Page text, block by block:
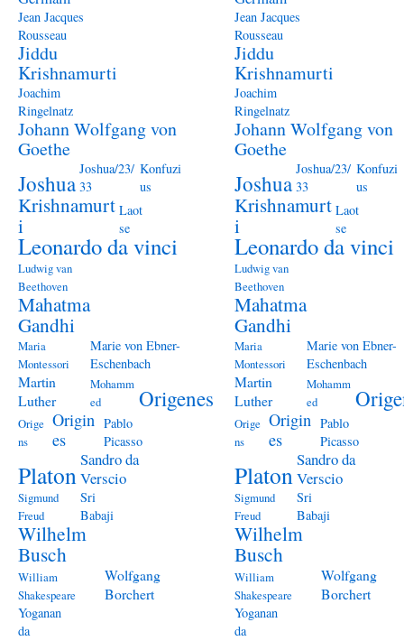
Jean Jacques
Rousseau
Jiddu
Krishnamurti
Joachim
Ringelnatz
Johann Wolfgang von
Goethe
Joshua
Joshua/23/
33
Konfuzi
us
Krishnamurt
i
Laot
se
Leonardo da vinci
Ludwig van
Beethoven
Mahatma
Gandhi
Maria
Montessori
Marie von Ebner-
Eschenbach
Martin
Luther
Mohamm
ed
Origenes
Orige
ns
Origin
es
Pablo
Picasso
Platon
Sandro da
Verscio
Sigmund
Freud
Sri
Babaji
Wilhelm
Busch
William
Shakespeare
Wolfgang
Borchert
Yoganan
da
Jean Jacques
Rousseau
Jiddu
Krishnamurti
Joachim
Ringelnatz
Johann Wolfgang von
Goethe
Joshua
Joshua/23/
33
Konfuzi
us
Krishnamurt
i
Laot
se
Leonardo da vinci
Ludwig van
Beethoven
Mahatma
Gandhi
Maria
Montessori
Marie von Ebner-
Eschenbach
Martin
Luther
Mohamm
ed
Orige
ns
Origin
es
Pablo
Picasso
Platon
Sandro da
Verscio
Sigmund
Freud
Sri
Babaji
Wilhelm
Busch
William
Shakespeare
Wolfgang
Borchert
Yoganan
da